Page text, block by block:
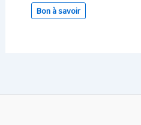
Bon à savoir